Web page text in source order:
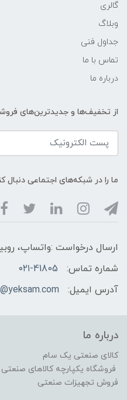
گالری
وبلاگ
جداول فنی
تماس با ما
درباره ما
از تخفیف‌ها و جدیدترین‌های
ما را در شبکه‌های اجتماعی دنبال
ارسال درخواست :واتساپ، روبیکا، بله :
شماره تماس:
۰۲۱-41805
آدرس ایمیل:
درباره ما
کالای صنعتی یک سام
فروشگاه یکپارچه کالاهای صنعتی YEKSAM
فروش تجهیزات صنعتی